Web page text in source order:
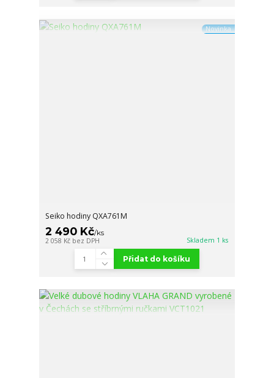
Novinka
Seiko hodiny QXA761M
2 490 Kč/ks
2 058 Kč bez DPH Skladem 1 ks
Přidat do košíku